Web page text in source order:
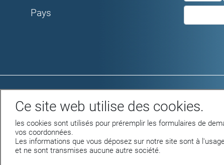
Pays
Tél. +41 22 312 04 50 - fax +41 22 312 04
75
info@nettilac.ch -
www.nettilac.ch
Ce site web utilise des cookies.
les cookies sont utilisés pour préremplir les formulaires de
vos coordonnées.
Les informations que vous déposez sur notre site sont à
et ne sont transmises aucune autre société.